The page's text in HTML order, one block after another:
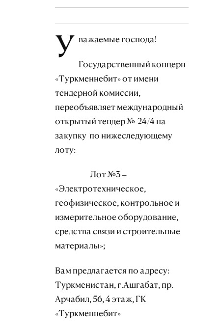
У важаемые господа!
Государственный концерн
«Туркменнебит» от имени
тендерной комиссии,
переобъявляет международный
открытый тендер №-24/4 на
закупку по нижеследующему
лоту:
Лот №3 –
«Электротехническое,
геофизическое, контрольное и
измерительное оборудование,
средства связи и строительные
материалы»;
Вам предлагается по адресу:
Туркменистан, г.Ашгабат, пр.
Арчабил, 56, 4 этаж, ГК
«Туркменнебит»